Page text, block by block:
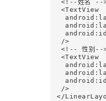
<!--姓名 --
<TextView
/>
<!-- 性别--
<TextView
/>
</